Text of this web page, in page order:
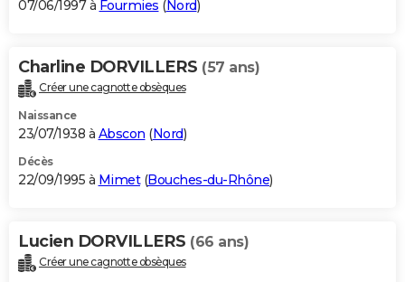
07/06/1997 à Fourmies (Nord)
Charline DORVILLERS (57 ans)
Créer une cagnotte obsèques
Naissance
23/07/1938 à Abscon (Nord)
Décès
22/09/1995 à Mimet(Bouches-du-Rhône)
Lucien DORVILLERS (66 ans)
Créer une cagnotte obsèques